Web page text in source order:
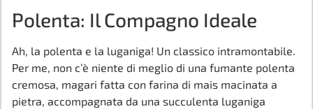
Polenta: Il Compagno Ideale
Ah, la polenta e la luganiga! Un classico intramontabile.
Per me, non c’è niente di meglio di una fumante polenta
cremosa, magari fatta con farina di mais macinata a
pietra, accompagnata da una succulenta luganiga